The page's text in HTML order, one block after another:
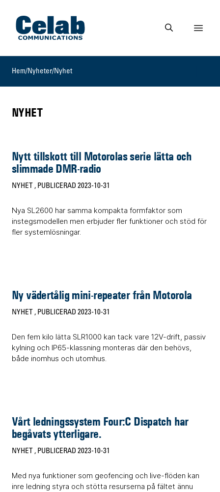
Gå till startsidan
Gå till söksidan
Visa
Hem/ Nyheter/ Nyhet
NYHET
Nytt tillskott till Motorolas serie lätta och
slimmade DMR-radio
NYHET , PUBLICERAD 2023-10-31
Nya SL2600 har samma kompakta formfaktor som
instegsmodellen men erbjuder fler funktioner och stöd för
fler systemlösningar.
Ny vädertålig mini-repeater från Motorola
NYHET , PUBLICERAD 2023-10-31
Den fem kilo lätta SLR1000 kan tack vare 12V-drift, passiv
kylning och IP65-klassning monteras där den behövs,
både inomhus och utomhus.
Vårt ledningssystem Four:C Dispatch har
begåvats ytterligare.
NYHET , PUBLICERAD 2023-10-31
Med nya funktioner som geofencing och live-flöden kan
inre ledning styra och stötta resurserna på fältet ännu